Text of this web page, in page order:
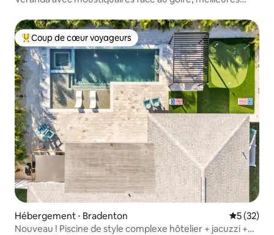
Coups de cœur voyageurs les plus appréciés
Coup de cœur voyageurs
Hébergement ⋅ Bradenton
5 (32)
Nouveau ! Piscine de style complexe hôtelier + jacuzzi +